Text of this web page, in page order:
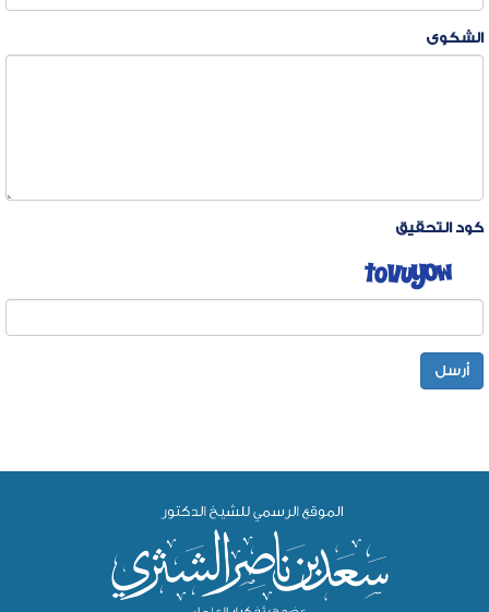
الشكوى
كود التحقيق
أرسل